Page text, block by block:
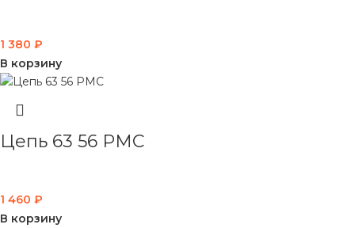
1 380 ₽
В корзину
Цепь 63 56 PMC
1 460 ₽
В корзину